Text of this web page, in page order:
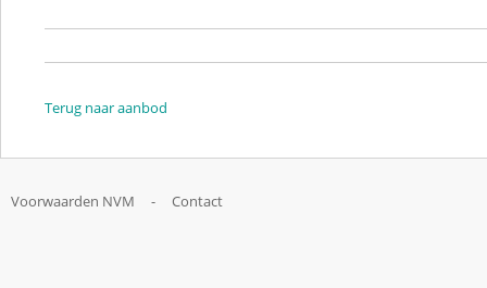
Terug naar aanbod
Voorwaarden NVM - Contact